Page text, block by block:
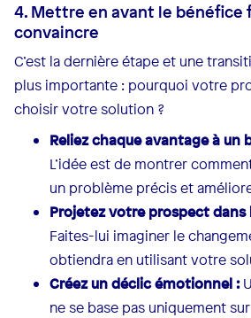
4. Mettre en avant le bénéfice
convaincre
C’est la dernière étape et une
plus importante : pourquoi votre
choisir votre solution ?
Reliez chaque avantage à un
L’idée est de montrer
un problème précis et
Projetez votre prospect dans
Faites-lui imaginer le
obtiendra en utilisant votre
Créez un déclic émotionnel :
ne se base pas uniquement